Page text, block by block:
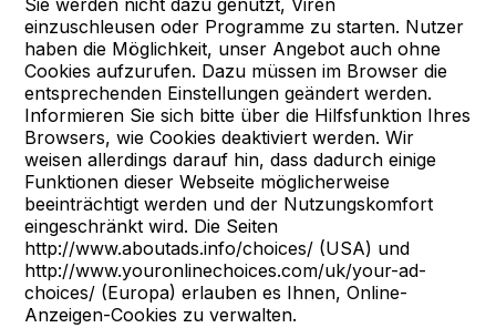
Sie werden nicht dazu genutzt, Viren
einzuschleusen oder Programme zu starten. Nutzer
haben die Möglichkeit, unser Angebot auch ohne
Cookies aufzurufen. Dazu müssen im Browser die
entsprechenden Einstellungen geändert werden.
Informieren Sie sich bitte über die Hilfsfunktion Ihres
Browsers, wie Cookies deaktiviert werden. Wir
weisen allerdings darauf hin, dass dadurch einige
Funktionen dieser Webseite möglicherweise
beeinträchtigt werden und der Nutzungskomfort
eingeschränkt wird. Die Seiten
http://www.aboutads.info/choices/ (USA) und
http://www.youronlinechoices.com/uk/your-ad-
choices/ (Europa) erlauben es Ihnen, Online-
Anzeigen-Cookies zu verwalten.